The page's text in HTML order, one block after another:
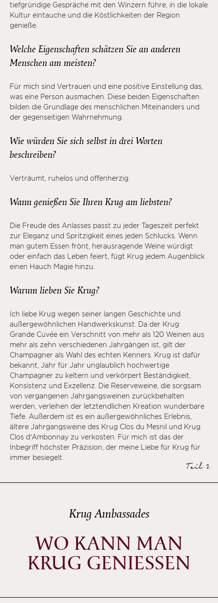
tiefgründige Gespräche mit den Winzern führe, in die lokale
Kultur eintauche und die Köstlichkeiten der Region
genieße.
Welche Eigenschaften schätzen Sie an anderen
Menschen am meisten?
Für mich sind Vertrauen und eine positive Einstellung das,
was eine Person ausmachen. Diese beiden Eigenschaften
bilden die Grundlage des menschlichen Miteinanders und
der gegenseitigen Wahrnehmung.
Wie würden Sie sich selbst in drei Worten
beschreiben?
Verträumt, ruhelos und offenherzig.
Wann genießen Sie Ihren Krug am liebsten?
Die Freude des Anlasses passt zu jeder Tageszeit perfekt
zur Eleganz und Spritzigkeit eines jeden Schlucks. Wenn
man gutem Essen frönt, herausragende Weine würdigt
oder einfach das Leben feiert, fügt Krug jedem Augenblick
einen Hauch Magie hinzu.
Warum lieben Sie Krug?
Ich liebe Krug wegen seiner langen Geschichte und
außergewöhnlichen Handwerkskunst. Da der Krug
Grande Cuvée ein Verschnitt von mehr als 120 Weinen aus
mehr als zehn verschiedenen Jahrgängen ist, gilt der
Champagner als Wahl des echten Kenners. Krug ist dafür
bekannt, Jahr für Jahr unglaublich hochwertige
Champagner zu keltern und verkörpert Beständigkeit,
Konsistenz und Exzellenz. Die Reserveweine, die sorgsam
von vergangenen Jahrgangsweinen zurückbehalten
werden, verleihen der letztendlichen Kreation wunderbare
Tiefe. Außerdem ist es ein außergewöhnliches Erlebnis,
ältere Jahrgangsweine des Krug Clos du Mesnil und Krug
Clos d’Ambonnay zu verkosten. Für mich ist das der
Inbegriff höchster Präzision, der meine Liebe für Krug für
immer besiegelt.
Teil 2
Krug Ambassades
WO KANN MAN
KRUG GENIESSEN